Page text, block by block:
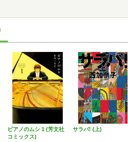
ピアノのムシ 1 (芳文社
コミックス)
サラバ! (上)